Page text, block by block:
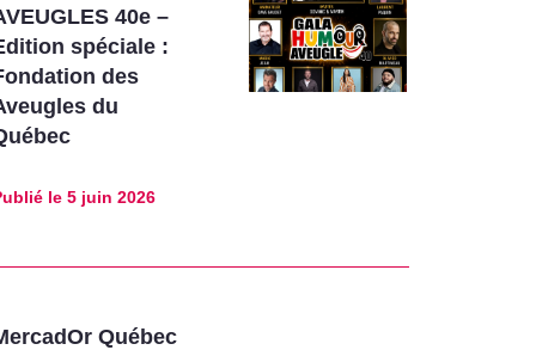
40e –
spéciale :
des
du
le5 juin 2026
Québec